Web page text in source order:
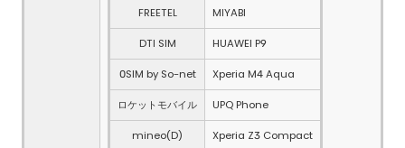
FREETEL MIYABI
DTI SIM HUAWEI P9
0SIM by So-net Xperia M4 Aqua
ロケットモバイル UPQ Phone
mineo(D) Xperia Z3 Compact